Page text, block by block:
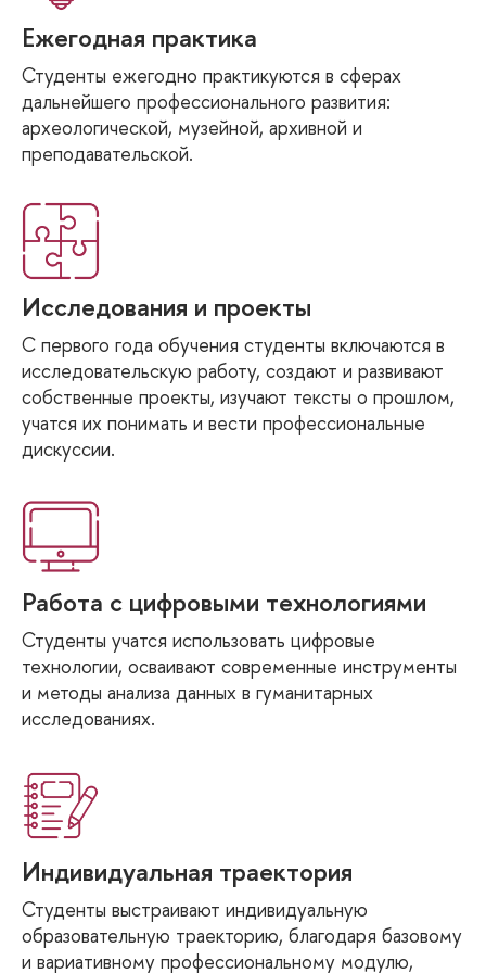
Ежегодная практика
Студенты ежегодно практикуются в сферах
дальнейшего профессионального развития:
археологической, музейной, архивной и
преподавательской.
Исследования и проекты
С первого года обучения студенты включаются в
исследовательскую работу, создают и развивают
собственные проекты, изучают тексты о прошлом,
учатся их понимать и вести профессиональные
дискуссии.
Работа с цифровыми технологиями
Студенты учатся использовать цифровые
технологии, осваивают современные инструменты
и методы анализа данных в гуманитарных
исследованиях.
Индивидуальная траектория
Студенты выстраивают индивидуальную
образовательную траекторию, благодаря базовому
и вариативному профессиональному модулю,